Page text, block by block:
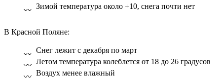
Зимой температура около +10, снега почти нет
В Красной Поляне:
Снег лежит с декабря по март
Летом температура колеблется от 18 до 26 градусов
Воздух менее влажный